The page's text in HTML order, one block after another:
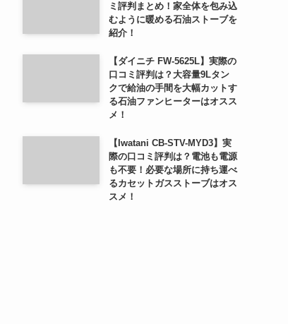
ミ評判まとめ！家全体を包み込
むように暖める石油ストーブを
紹介！
【ダイニチ FW-5625L】実際の
口コミ評判は？大容量9Lタン
クで給油の手間を大幅カットす
る石油ファンヒーターはオスス
メ！
【Iwatani CB-STV-MYD3】実
際の口コミ評判は？電池も電源
も不要！必要な場所に持ち運べ
るカセットガスストーブはオス
スメ！